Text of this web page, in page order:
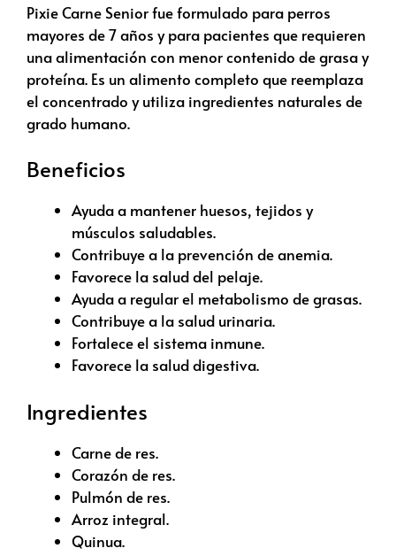
Pixie Carne Senior fue formulado para perros
mayores de 7 años y para pacientes que requieren
una alimentación con menor contenido de grasa y
proteína. Es un alimento completo que reemplaza
el concentrado y utiliza ingredientes naturales de
grado humano.
Beneficios
Ayuda a mantener huesos, tejidos y
músculos saludables.
Contribuye a la prevención de anemia.
Favorece la salud del pelaje.
Ayuda a regular el metabolismo de grasas.
Contribuye a la salud urinaria.
Fortalece el sistema inmune.
Favorece la salud digestiva.
Ingredientes
Carne de res.
Corazón de res.
Pulmón de res.
Arroz integral.
Quinua.